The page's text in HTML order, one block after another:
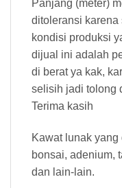
Panjang (meter)
ditoleransi
kondisi produksi
dijual ini adalah
di berat ya kak,
selisih jadi tolong
Terima kasih
Kawat lunak
bonsai, adenium,
dan lain-lain.